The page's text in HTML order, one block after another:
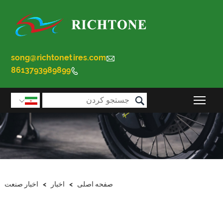

song@richtonetires.com

8613793989899
 
قابلیت مشاهده منوی اصلی را تغییر دهید
صفحه اصلی > اخبار > اخبار صنعت